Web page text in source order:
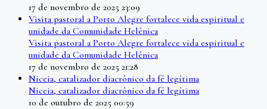
17 de novembro de 2025 23:09
Visita pastoral a Porto Alegre fortalece vida espiritual e
unidade da Comunidade Helênica
Visita pastoral a Porto Alegre fortalece vida espiritual e
unidade da Comunidade Helênica
17 de novembro de 2025 21:28
Niceia, catalizador diacrônico da fé legítima
Niceia, catalizador diacrônico da fé legítima
10 de outubro de 2025 00:59